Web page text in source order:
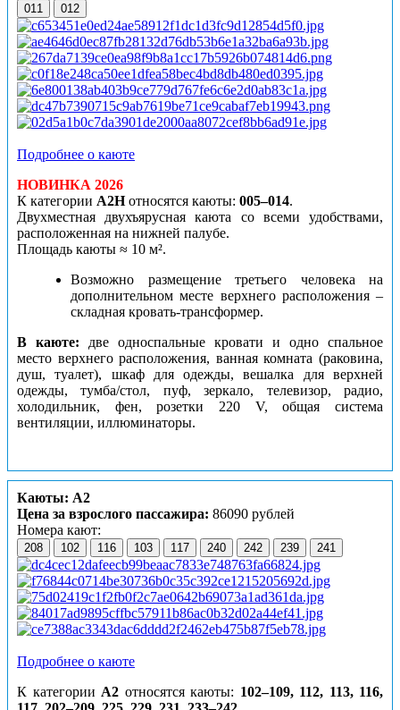
011 012
Подробнее о каюте
НОВИНКА 2026
К категории А2Нотносятся каюты: 005–014.
Двухместная двухъярусная каюта со всеми удобствами,
расположенная на нижней палубе.
Площадь каюты ≈ 10 м².
Возможно размещение третьего человека на
дополнительном месте верхнего расположения –
складная кровать-трансформер.
В каюте: две односпальные кровати и одно спальное
место верхнего расположения, ванная комната (раковина,
душ, туалет), шкаф для одежды, вешалка для верхней
одежды, тумба/стол, пуф, зеркало, телевизор, радио,
холодильник, фен, розетки 220 V, общая система
вентиляции, иллюминаторы.
Каюты: А2
Цена за взрослого пассажира: 86090 рублей
Номера кают:
208 102 116 103 117 240 242 239 241
Подробнее о каюте
К категории А2 относятся каюты: 102–109, 112, 113, 116,